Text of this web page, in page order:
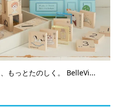
もっとたのしく。 BelleVi...